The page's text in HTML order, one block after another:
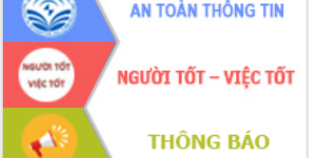
Đắk Lắk: Tôn vinh 46 giải pháp tại Hội
thi Sáng tạo Kỹ thuật 2024 - 2025
Đắk Lắk rà soát, điều chỉnh Đề án 190
về phát triển nuôi trồng thủy sản
Phó Chủ tịch UBND tỉnh Đắk Lắk
Trương Công Thái kiểm tra thực địa
Dự án cao tốc Khánh Hòa - Buôn Ma
Định vị cà phê Việt Nam như một “di
sản sống” trong dòng chảy toàn cầu